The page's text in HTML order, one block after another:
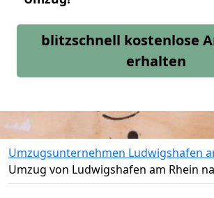
blitzschnell kostenlose
erhalten
Umzugsunternehmen Ludwigshafen
Umzug von Ludwigshafen am Rhein